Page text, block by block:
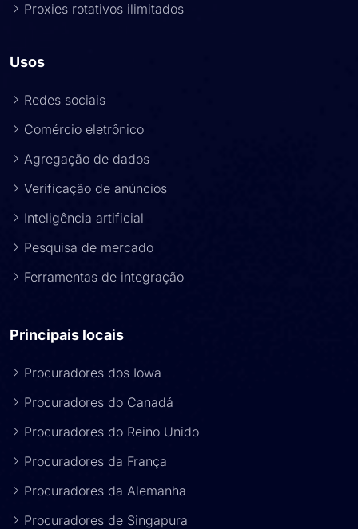
Proxies rotativos ilimitados
Usos
Redes sociais
Comércio eletrônico
Agregação de dados
Verificação de anúncios
Inteligência artificial
Pesquisa de mercado
Ferramentas de integração
Principais locais
Procuradores dos Iowa
Procuradores do Canadá
Procuradores do Reino Unido
Procuradores da França
Procuradores da Alemanha
Procuradores de Singapura